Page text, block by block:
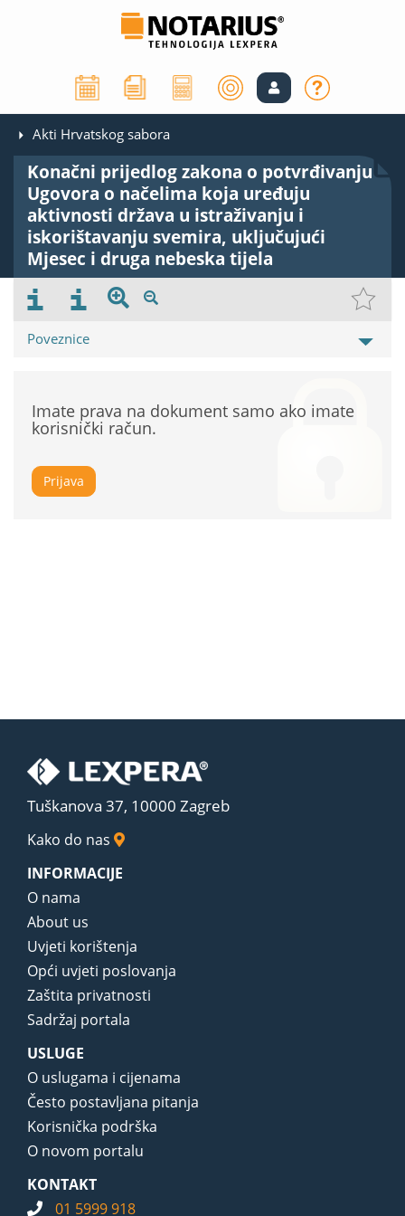
Akti Hrvatskog sabora
Konačni prijedlog zakona o potvrđivanju
Ugovora o načelima koja uređuju
aktivnosti država u istraživanju i
iskorištavanju svemira, uključujući
Mjesec i druga nebeska tijela
Poveznice
Imate prava na dokument samo ako imate
korisnički račun.
Prijava
Tuškanova 37, 10000 Zagreb
Kako do nas
INFORMACIJE
O nama
About us
Uvjeti korištenja
Opći uvjeti poslovanja
Zaštita privatnosti
Sadržaj portala
USLUGE
O uslugama i cijenama
Često postavljana pitanja
Korisnička podrška
O novom portalu
KONTAKT
01 5999 918